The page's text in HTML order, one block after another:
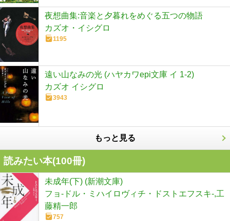
夜想曲集:音楽と夕暮れをめぐる五つの物語
カズオ・イシグロ
1195
遠い山なみの光 (ハヤカワepi文庫 イ 1-2)
カズオ イシグロ
3943
もっと見る
読みたい本(100冊)
未成年(下) (新潮文庫)
フョ-ドル・ミハイロヴィチ・ドストエフスキ-,工
藤精一郎
757